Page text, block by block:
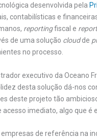
desenvolvida pela
contabilísticas e
reportingfiscal e
de uma solução cloudde
no processo.
executivo da Oceano
desta solução dá-nos
deste projeto tão
acesso imediato, algo que
de referência na